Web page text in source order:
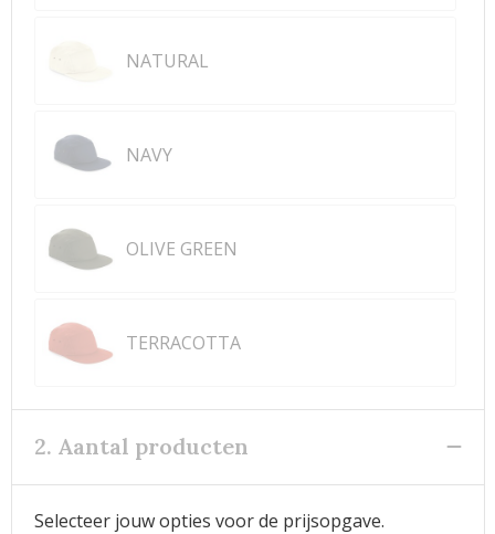
NATURAL
NAVY
OLIVE GREEN
TERRACOTTA
2. Aantal producten
Selecteer jouw opties voor de prijsopgave.